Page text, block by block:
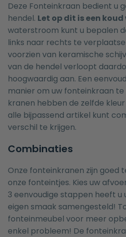
Deze Fonteinkraan bedient u
hendel. Let op dit is een
waterstroom kunt u bepalen
links naar rechts te
voorzien van keramische
van de hendel verloopt
hoogwaardig aan. Een
manier om uw fonteinkraan
kranen hebben de zelfde
alle bijpassend artikel kunt
verschil te krijgen.
Combinaties
Onze fonteinkranen zijn goed
onze fonteintjes. Kies uw
3 eenvoudige stappen heeft u
eigen smaak samengesteld!
fonteinmeubel voor meer
enkel probleem! De